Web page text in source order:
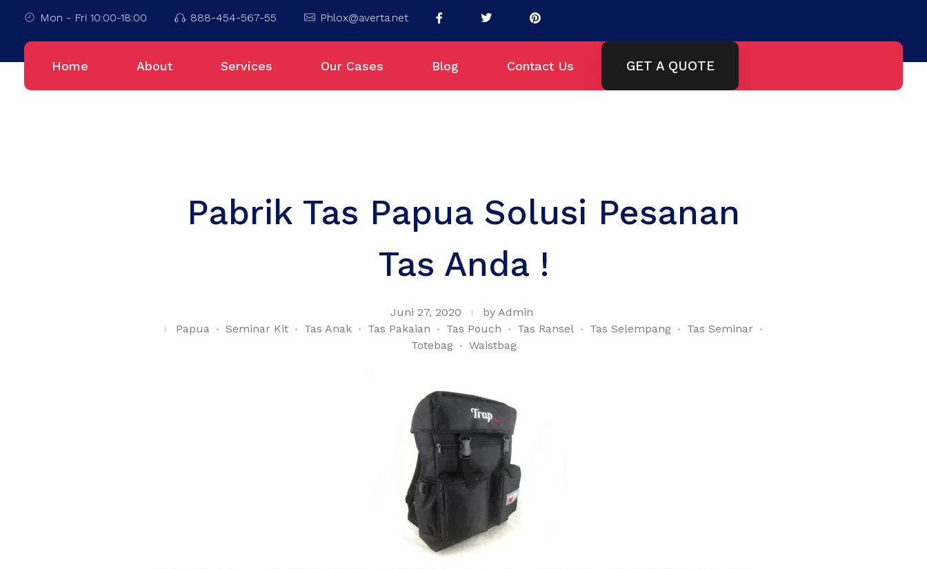
Mon - Fri 10:00-18:00 888-454-567-55 Phlox@averta.net
Home About Services Our Cases Blog Contact Us GET A QUOTE
Pabrik Tas Papua Solusi Pesanan
Tas Anda !
Juni 27, 2020 by Admin
Papua
Seminar Kit Tas Anak Tas Pakaian Tas Pouch Tas Ransel Tas Selempang
Tas Seminar
Totebag
Waistbag